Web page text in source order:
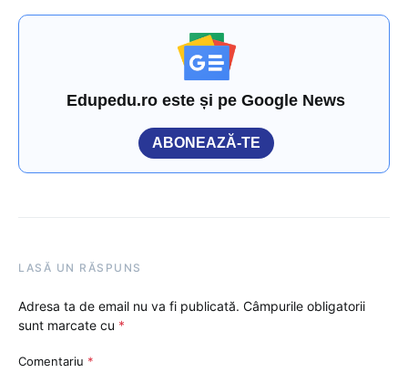
Edupedu.ro este și pe Google News
ABONEAZĂ-TE
LASĂ UN RĂSPUNS
Adresa ta de email nu va fi publicată. Câmpurile obligatorii
sunt marcate cu *
Comentariu *